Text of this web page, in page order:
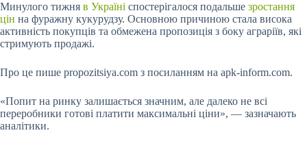
Минулого тижня в Україні спостерігалося подальше зростання
цін на фуражну кукурудзу. Основною причиною стала висока
активність покупців та обмежена пропозиція з боку аграріїв, які
стримують продажі.
Про це пише propozitsiya.com з посиланням на apk-inform.com.
«Попит на ринку залишається значним, але далеко не всі
переробники готові платити максимальні ціни», — зазначають
аналітики.